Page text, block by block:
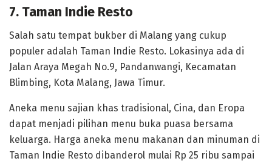
7. Taman Indie Resto
Salah satu tempat bukber di Malang yang cukup
populer adalah Taman Indie Resto. Lokasinya ada di
Jalan Araya Megah No.9, Pandanwangi, Kecamatan
Blimbing, Kota Malang, Jawa Timur.
Aneka menu sajian khas tradisional, Cina, dan Eropa
dapat menjadi pilihan menu buka puasa bersama
keluarga. Harga aneka menu makanan dan minuman di
Taman Indie Resto dibanderol mulai Rp 25 ribu sampai